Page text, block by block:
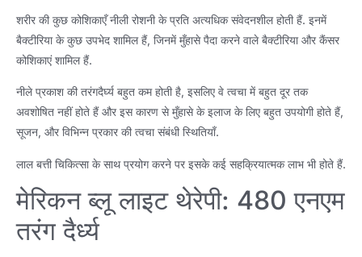
शरीर की कुछ कोशिकाएँ नीली रोशनी के प्रति अत्यधिक संवेदनशील होती हैं. इनमें
बैक्टीरिया के कुछ उपभेद शामिल हैं, जिनमें मुँहासे पैदा करने वाले बैक्टीरिया और कैंसर
कोशिकाएं शामिल हैं.
नीले प्रकाश की तरंगदैर्घ्य बहुत कम होती है, इसलिए वे त्वचा में बहुत दूर तक
अवशोषित नहीं होते हैं और इस कारण से मुँहासे के इलाज के लिए बहुत उपयोगी होते हैं,
सूजन, और विभिन्न प्रकार की त्वचा संबंधी स्थितियाँ.
लाल बत्ती चिकित्सा के साथ प्रयोग करने पर इसके कई सहक्रियात्मक लाभ भी होते हैं.
मेरिकन ब्लू लाइट थेरेपी: 480 एनएम
तरंग दैर्ध्य